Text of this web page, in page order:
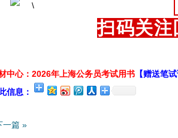
扫码关注
中心：2026年上海公务员考试用书 【赠送笔
信息：
一篇 »